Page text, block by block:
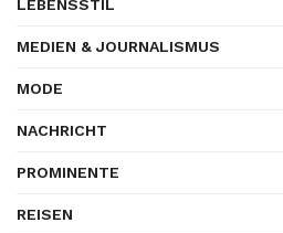
LEBENSSTIL
MEDIEN & JOURNALISMUS
MODE
NACHRICHT
PROMINENTE
REISEN